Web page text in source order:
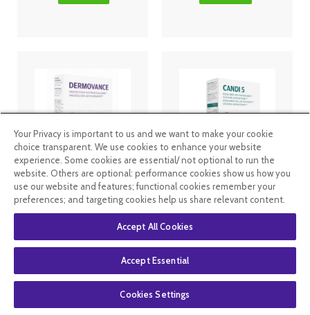
Anti gaspi
05/26
Inovance
Dermovance
30 comprimés
16.99€12.49€
En stock
Inovance
Candi 5 - 30
gélules+ 30
comprimés
27.99€
En stock
Your Privacy is important to us and we want to make your cookie
choice transparent. We use cookies to enhance your website
experience. Some cookies are essential/ not optional to run the
website. Others are optional: performance cookies show us how you
use our website and features; functional cookies remember your
preferences; and targeting cookies help us share relevant content.
Accept All Cookies
Accept Essential
Cookies Settings